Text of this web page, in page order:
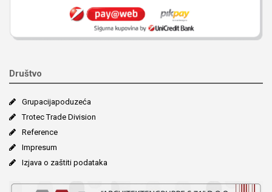
Društvo
Grupacija­poduzeća
Trotec Trade Division
Reference
Impresum
Izjava o zaštiti podataka